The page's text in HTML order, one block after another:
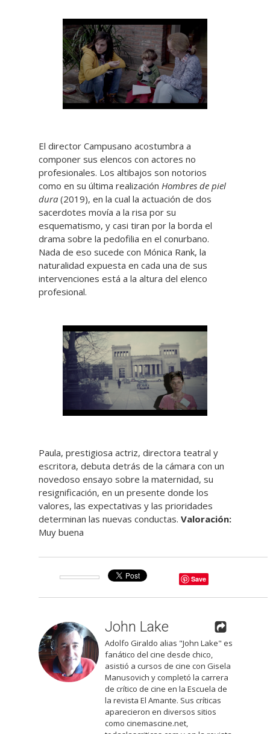
El director Campusano acostumbra a
componer sus elencos con actores no
profesionales. Los altibajos son notorios
como en su última realización Hombres de piel
dura (2019), en la cual la actuación de dos
sacerdotes movía a la risa por su
esquematismo, y casi tiran por la borda el
drama sobre la pedofilia en el conurbano.
Nada de eso sucede con Mónica Rank, la
naturalidad expuesta en cada una de sus
intervenciones está a la altura del elenco
profesional.
Paula, prestigiosa actriz, directora teatral y
escritora, debuta detrás de la cámara con un
novedoso ensayo sobre la maternidad, su
resignificación, en un presente donde los
valores, las expectativas y las prioridades
determinan las nuevas conductas. Valoración:
Muy buena
Save
John Lake
Adolfo Giraldo alias "John Lake" es
fanático del cine desde chico,
asistió a cursos de cine con Gisela
Manusovich y completó la carrera
de crítico de cine en la Escuela de
la revista El Amante. Sus críticas
aparecieron en diversos sitios
como cinemascine.net,